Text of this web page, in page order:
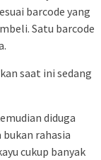
barcode yang
Satu barcode
saat ini sedang
diduga
rahasia
cukup banyak